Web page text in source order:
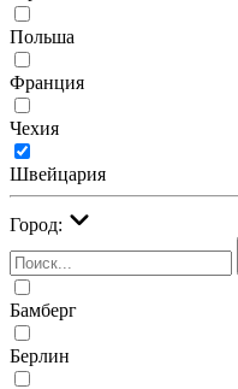
Польша
Франция
Чехия
Швейцария
Город:
Бамберг
Берлин